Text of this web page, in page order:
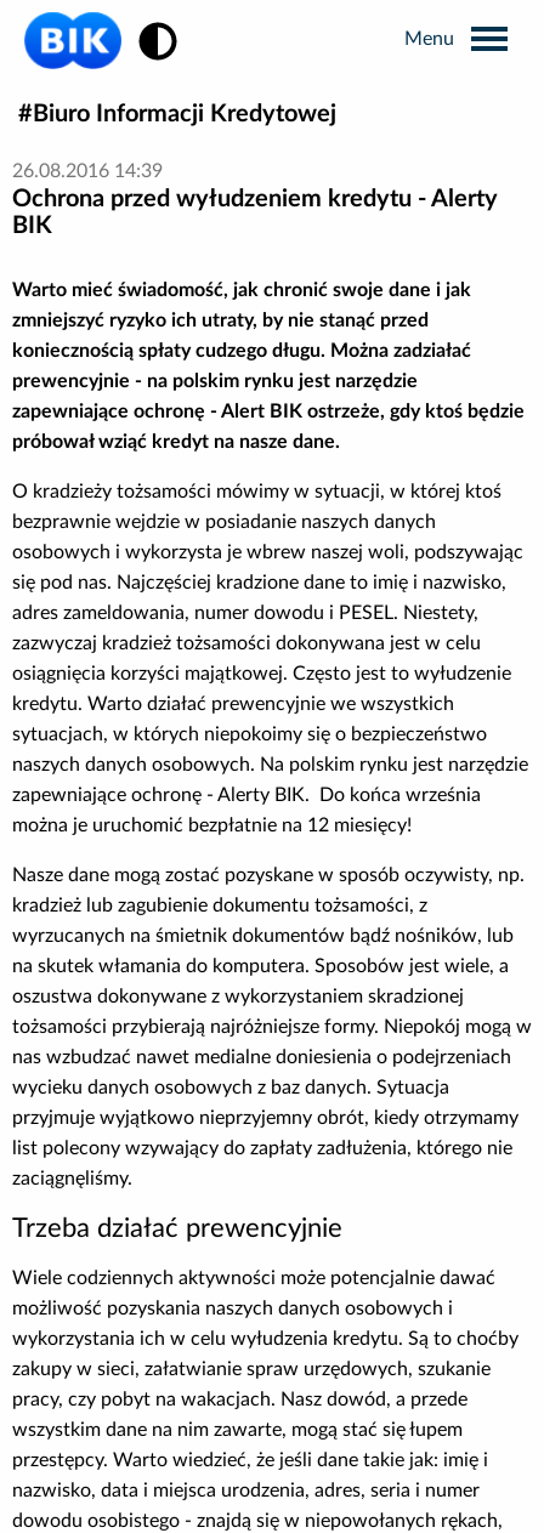
Wyszukiwarka
Informacje prasowe
Analizy rynkowe
Publikacje BIK
Business Intelligence
Kontakt dla mediów
Poradnik BIK
Kontakt
Logowanie
Załóż konto
Biuro Informacji Kredytowej
26.08.2016 14:39
Ochrona przed wyłudzeniem kredytu - Alerty
BIK
Warto mieć świadomość, jak chronić swoje dane i jak
zmniejszyć ryzyko ich utraty, by nie stanąć przed
koniecznością spłaty cudzego długu. Można zadziałać
prewencyjnie - na polskim rynku jest narzędzie
zapewniające ochronę - Alert BIK ostrzeże, gdy ktoś będzie
próbował wziąć kredyt na nasze dane.
O kradzieży tożsamości mówimy w sytuacji, w której ktoś
bezprawnie wejdzie w posiadanie naszych danych
osobowych i wykorzysta je wbrew naszej woli, podszywając
się pod nas. Najczęściej kradzione dane to imię i nazwisko,
adres zameldowania, numer dowodu i PESEL. Niestety,
zazwyczaj kradzież tożsamości dokonywana jest w celu
osiągnięcia korzyści majątkowej. Często jest to wyłudzenie
kredytu. Warto działać prewencyjnie we wszystkich
sytuacjach, w których niepokoimy się o bezpieczeństwo
naszych danych osobowych. Na polskim rynku jest narzędzie
zapewniające ochronę - Alerty BIK. Do końca września
można je uruchomić bezpłatnie na 12 miesięcy!
Nasze dane mogą zostać pozyskane w sposób oczywisty, np.
kradzież lub zagubienie dokumentu tożsamości, z
wyrzucanych na śmietnik dokumentów bądź nośników, lub
na skutek włamania do komputera. Sposobów jest wiele, a
oszustwa dokonywane z wykorzystaniem skradzionej
tożsamości przybierają najróżniejsze formy. Niepokój mogą w
nas wzbudzać nawet medialne doniesienia o podejrzeniach
wycieku danych osobowych z baz danych. Sytuacja
przyjmuje wyjątkowo nieprzyjemny obrót, kiedy otrzymamy
list polecony wzywający do zapłaty zadłużenia, którego nie
zaciągnęliśmy.
Trzeba działać prewencyjnie
Wiele codziennych aktywności może potencjalnie dawać
możliwość pozyskania naszych danych osobowych i
wykorzystania ich w celu wyłudzenia kredytu. Są to choćby
zakupy w sieci, załatwianie spraw urzędowych, szukanie
pracy, czy pobyt na wakacjach. Nasz dowód, a przede
wszystkim dane na nim zawarte, mogą stać się łupem
przestępcy. Warto wiedzieć, że jeśli dane takie jak: imię i
nazwisko, data i miejsca urodzenia, adres, seria i numer
dowodu osobistego - znajdą się w niepowołanych rękach,